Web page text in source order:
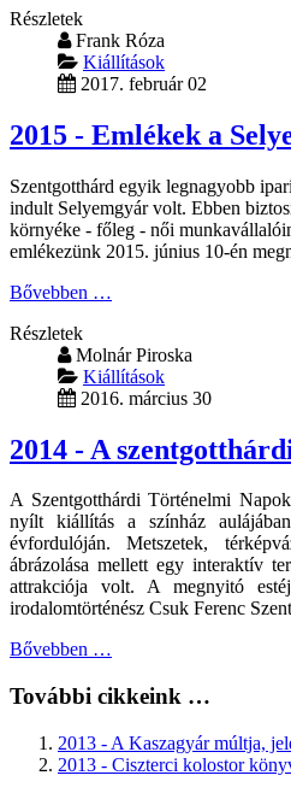
Részletek
Frank Róza
Kiállítások
2017. február 02
2015 - Emlékek a
Szentgotthárd egyik legnagyobb
indult Selyemgyár volt. Ebben
környéke - főleg - női
emlékezünk 2015. június 10-én
Bővebben …
Részletek
Molnár Piroska
Kiállítások
2016. március 30
2014 - A
A Szentgotthárdi Történelmi
nyílt kiállítás a színház
évfordulóján. Metszetek,
ábrázolása mellett egy interaktív
attrakciója volt. A megnyitó
irodalomtörténész Csuk Ferenc
Bővebben …
További cikkeink …
2013 - A Kaszagyár múltja,
2013 - Ciszterci kolostor